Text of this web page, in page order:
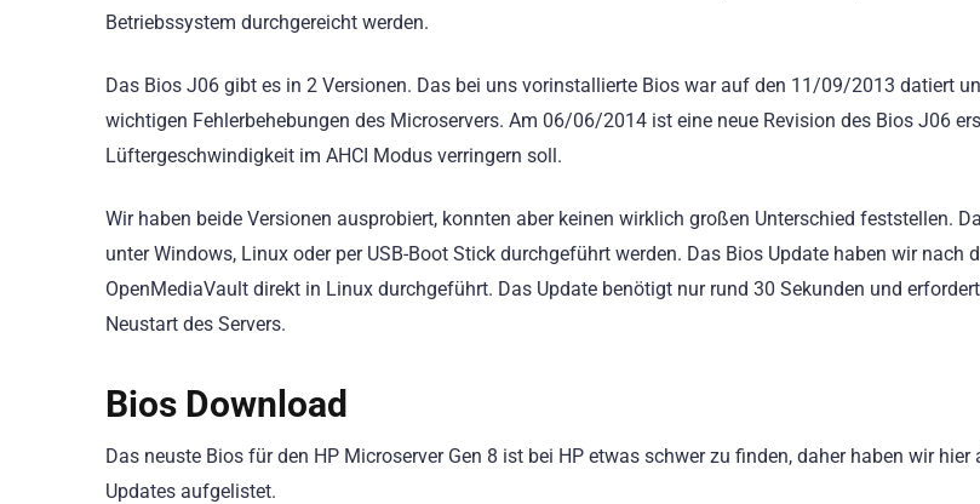
Betriebssystem durchgereicht werden.
Das Bios J06 gibt es in 2 Versionen. Das bei uns vorinstallierte Bios war auf den 11/09/2013 datiert
wichtigen Fehlerbehebungen des Microservers. Am 06/06/2014 ist eine neue Revision des Bios J06
Lüftergeschwindigkeit im AHCI Modus verringern soll.
Wir haben beide Versionen ausprobiert, konnten aber keinen wirklich großen Unterschied feststellen.
unter Windows, Linux oder per USB-Boot Stick durchgeführt werden. Das Bios Update haben wir nach
OpenMediaVault direkt in Linux durchgeführt. Das Update benötigt nur rund 30 Sekunden und
Neustart des Servers.
Bios Download
Das neuste Bios für den HP Microserver Gen 8 ist bei HP etwas schwer zu finden, daher haben wir hier
Updates aufgelistet.